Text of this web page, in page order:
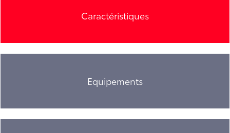
Caractéristiques
Equipements